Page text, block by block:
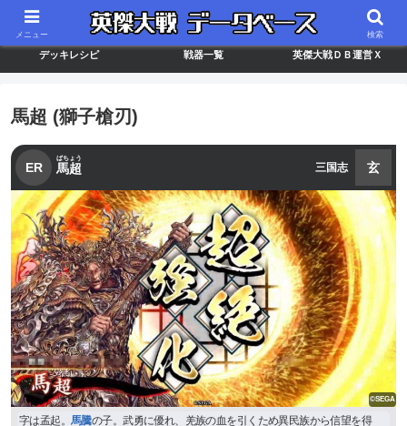
最新バージョン情報 武将ランキング カードリスト
デッキレシピ 戦器一覧 英傑大戦ＤＢ運営Ｘ
馬超 (獅子槍刃)
ER 馬超
ばちょう
三国志 玄
字は孟起。馬騰の子。武勇に優れ、羌族の血を引くため異民族から信望を得
メニュー 検索